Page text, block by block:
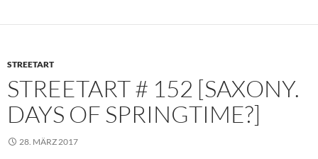
STREETART
STREETART # 152 [SAXONY.
DAYS OF SPRINGTIME?]
28. MÄRZ 2017